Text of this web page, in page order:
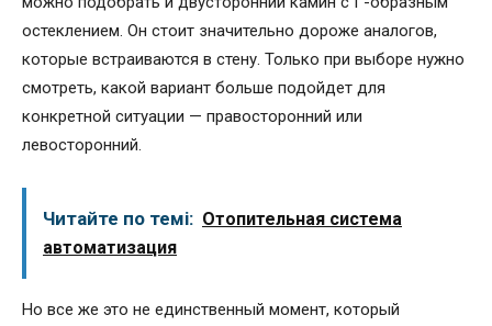
остеклением. Он стоит значительно дороже аналогов,
которые встраиваются в стену. Только при выборе нужно
смотреть, какой вариант больше подойдет для
конкретной ситуации — правосторонний или
левосторонний.
Читайте по темі: Отопительная система
автоматизация
Но все же это не единственный момент, который